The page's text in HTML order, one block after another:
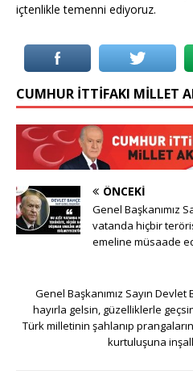
içtenlikle temenni ediyoruz.
CUMHUR İTTIFAKI MILLET
ÖNCEKI
Genel Başkanımız
vatanda hiçbir
emeline müsaade
Genel Başkanımız Sayın Devlet
hayırla gelsin, güzelliklerle
Türk milletinin şahlanıp
kurtuluşuna